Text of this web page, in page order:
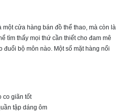
một cửa hàng bán đồ thể thao, mà còn là
tìm thấy mọi thứ cần thiết cho đam mê
đuổi bộ môn nào. Một số mặt hàng nổi
co giãn tốt
tập dáng ôm